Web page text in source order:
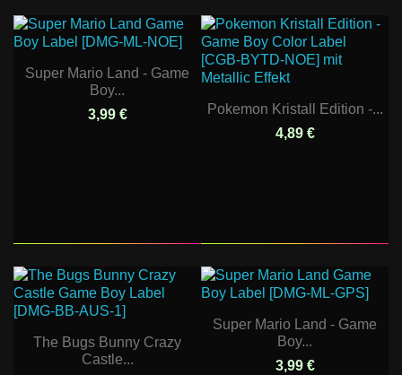
Super Mario Land - Game
Boy...
3,99 €
Pokemon Kristall Edition -...
4,89 €
The Bugs Bunny Crazy
Castle...
Super Mario Land - Game
Boy...
3,99 €